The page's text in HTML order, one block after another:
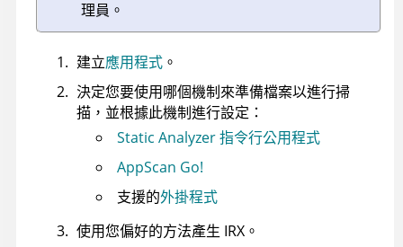
理員。
建立應用程式 。
決定您要使用哪個機制來準備檔案以進行掃
描，並根據此機制進行設定：
Static Analyzer 指令行公用程式
AppScan Go!
支援的外掛程式
使用您偏好的方法產生 IRX 。